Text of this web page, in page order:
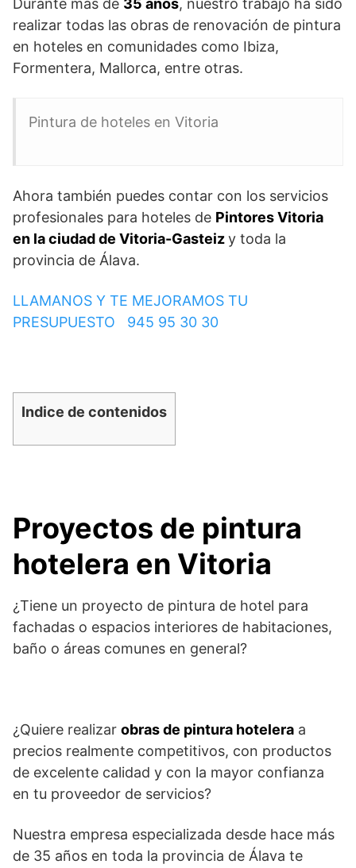
Durante más de 35 años, nuestro trabajo ha sido
realizar todas las obras de renovación de pintura
en hoteles en comunidades como Ibiza,
Formentera, Mallorca, entre otras.
Pintura de hoteles en Vitoria
Ahora también puedes contar con los servicios
profesionales para hoteles de Pintores Vitoria
en la ciudad de Vitoria-Gasteizy toda la
provincia de Álava.
LLAMANOS Y TE MEJORAMOS TU
PRESUPUESTO 945 95 30 30
Indice de contenidos
Proyectos de pintura
hotelera en Vitoria
¿Tiene un proyecto de pintura de hotel para
fachadas o espacios interiores de habitaciones,
baño o áreas comunes en general?
¿Quiere realizar obras de pintura hotelera a
precios realmente competitivos, con productos
de excelente calidad y con la mayor confianza
en tu proveedor de servicios?
Nuestra empresa especializada desde hace más
de 35 años en toda la provincia de Álava te